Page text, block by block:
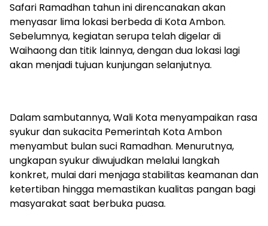
Safari Ramadhan tahun ini direncanakan akan
menyasar lima lokasi berbeda di Kota Ambon.
Sebelumnya, kegiatan serupa telah digelar di
Waihaong dan titik lainnya, dengan dua lokasi lagi
akan menjadi tujuan kunjungan selanjutnya.
Dalam sambutannya, Wali Kota menyampaikan rasa
syukur dan sukacita Pemerintah Kota Ambon
menyambut bulan suci Ramadhan. Menurutnya,
ungkapan syukur diwujudkan melalui langkah
konkret, mulai dari menjaga stabilitas keamanan dan
ketertiban hingga memastikan kualitas pangan bagi
masyarakat saat berbuka puasa.